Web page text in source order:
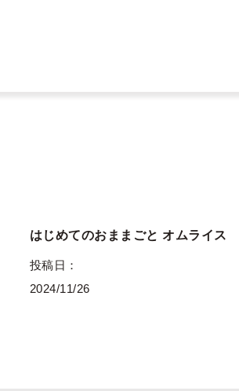
はじめてのおままごと オムライス
投稿日
2024/11/26